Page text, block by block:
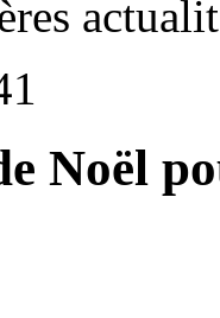
Noël